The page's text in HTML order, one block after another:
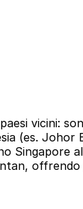
vicini:
(es. Johor
Singapore